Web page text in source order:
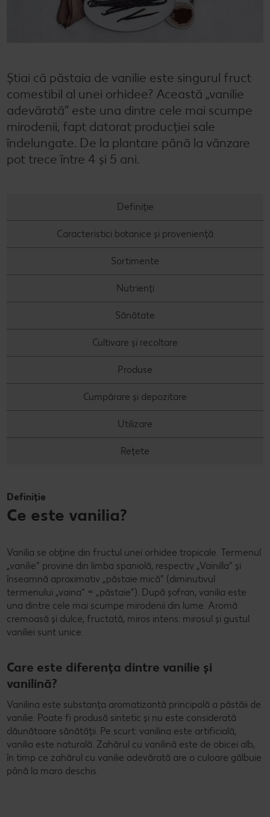
Cu Kaufland Card alimentezi ușor
Dicționar de alimente
Rețete by Kitchen Affair
Rețete rapide
Rețete de prăjituri
Rețete cu carne
Rețete de post
Ești producător local? Te strigă Kaufland!
Ieftin și bun
Când cere ceva dulce
Marcă proprie Kaufland - și calitate și preț mic
România știe să gătească
Kaufland Livrează
Revista Kaufland - Acum și pe WhatsApp!
Știai că păstaia de vanilie este singurul fruct
comestibil al unei orhidee? Această „vanilie
adevărată” este una dintre cele mai scumpe
mirodenii, fapt datorat producției sale
îndelungate. De la plantare până la vânzare
pot trece între 4 și 5 ani.
Definiție
Caracteristici botanice și proveniență
Sortimente
Nutrienți
Sănătate
Cultivare și recoltare
Produse
Cumpărare și depozitare
Utilizare
Rețete
Definiție
Ce este vanilia?
Vanilia se obține din fructul unei orhidee tropicale. Termenul
„vanilie” provine din limba spaniolă, respectiv „Vainilla” și
înseamnă aproximativ „păstaie mică” (diminutivul
termenului „vaina” = „păstaie”). După șofran, vanilia este
una dintre cele mai scumpe mirodenii din lume. Aromă
cremoasă și dulce, fructată, miros intens: mirosul și gustul
vaniliei sunt unice.
Care este diferența dintre vanilie și
vanilină?
Vanilina este substanța aromatizantă principală a păstăii de
vanilie. Poate fi produsă sintetic și nu este considerată
dăunătoare sănătății. Pe scurt: vanilina este artificială,
vanilia este naturală. Zahărul cu vanilină este de obicei alb,
în timp ce zahărul cu vanilie adevărată are o culoare gălbuie
până la maro deschis.